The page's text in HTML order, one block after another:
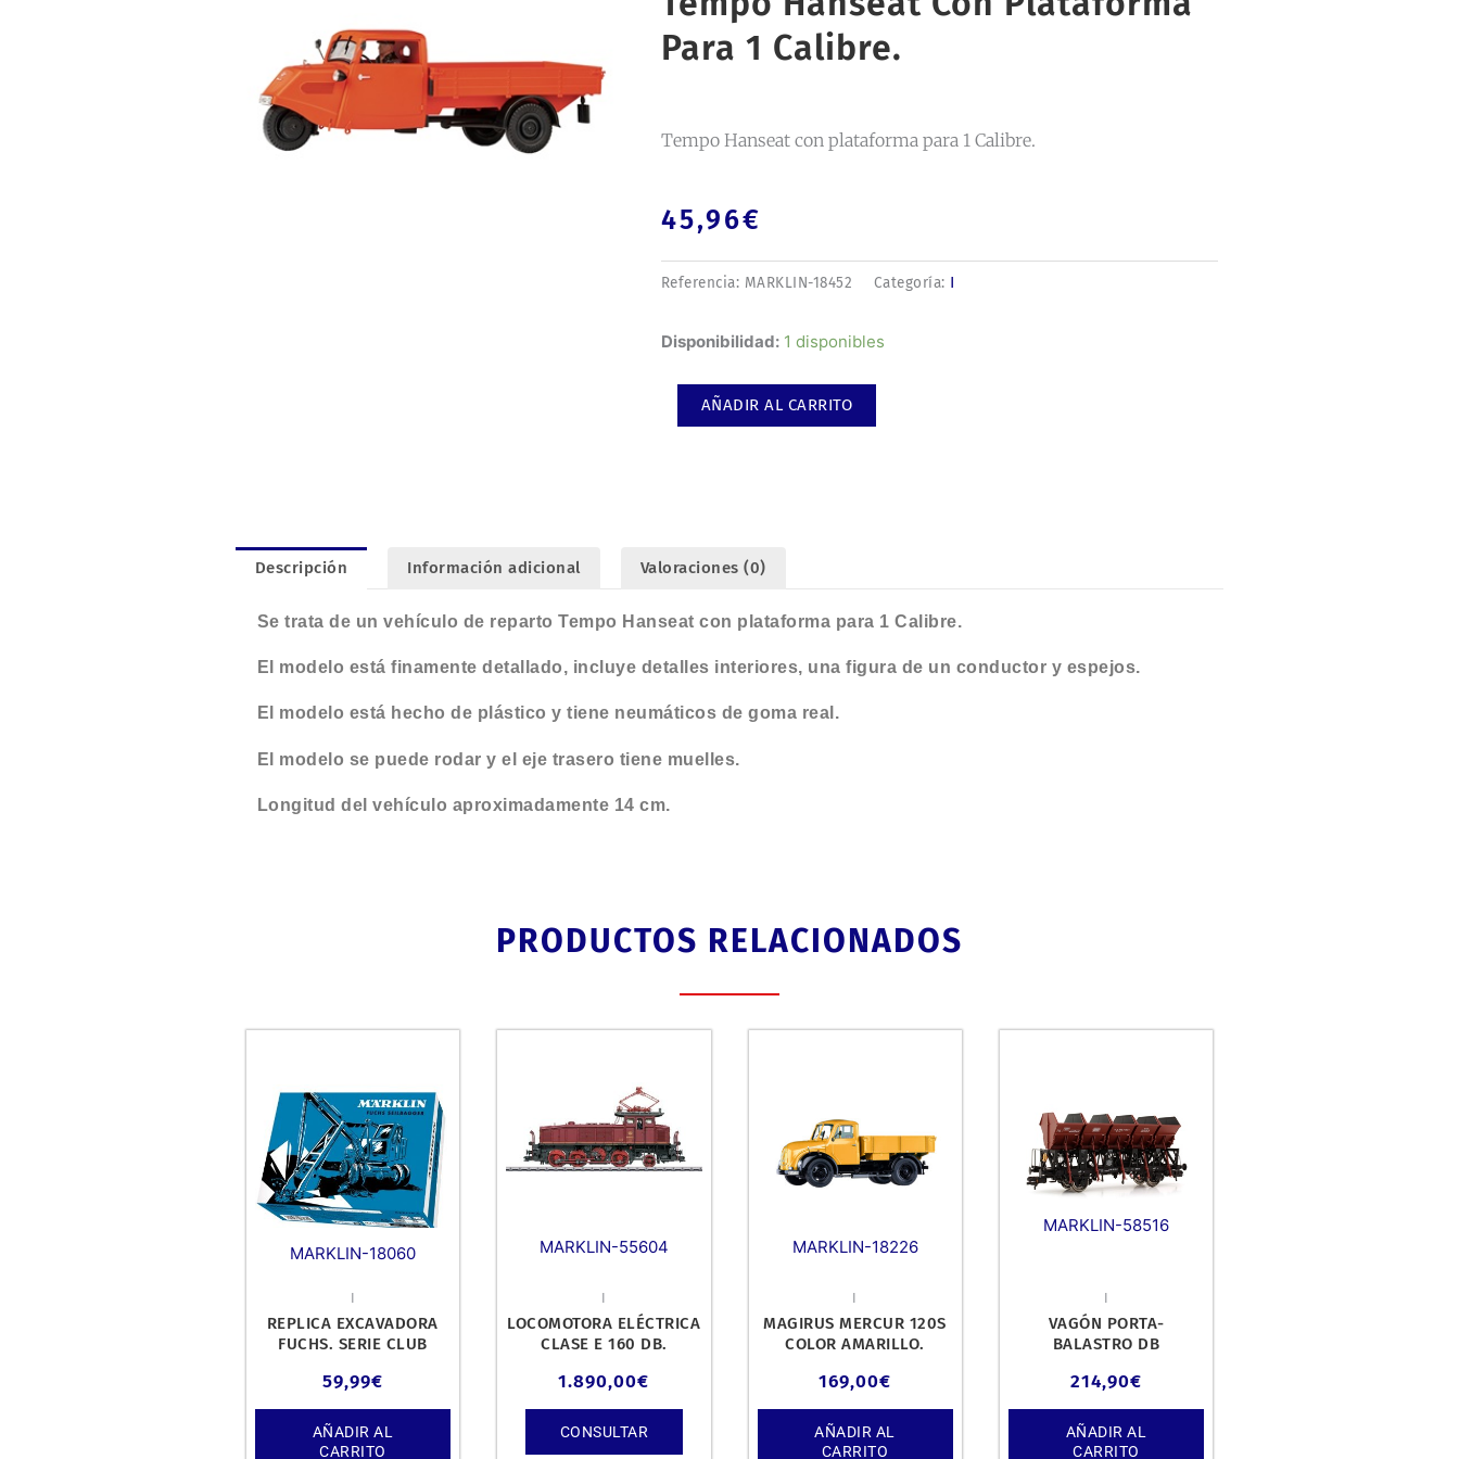
Para 1 Calibre.
Tempo Hanseat con plataforma para 1 Calibre.
45,96€
Referencia: MARKLIN-18452 Categoría: I
Disponibilidad: 1 disponibles
Tempo
AÑADIR AL CARRITO
Descripción Información adicional Valoraciones (0)
Se trata de un vehículo de reparto Tempo Hanseat con plataforma para 1 Calibre.
El modelo está finamente detallado, incluye detalles interiores, una figura de un conductor y espejos.
El modelo está hecho de plástico y tiene neumáticos de goma real.
El modelo se puede rodar y el eje trasero tiene muelles.
Longitud del vehículo aproximadamente 14 cm.
PRODUCTOS RELACIONADOS
MARKLIN-18060
REPLICA EXCAVADORA
FUCHS. SERIE CLUB
59,99€
AÑADIR AL
CARRITO
MARKLIN-55604
LOCOMOTORA ELÉCTRICA
CLASE E 160 DB.
1.890,00€
CONSULTAR
MARKLIN-18226
MAGIRUS MERCUR 120S
COLOR AMARILLO.
169,00€
AÑADIR AL
CARRITO
MARKLIN-58516
VAGÓN PORTA-
BALASTRO DB
214,90€
AÑADIR AL
CARRITO